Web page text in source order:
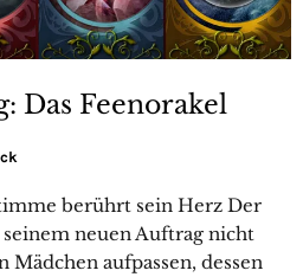
Das Feenorakel
berührt sein Herz Der
neuen Auftrag nicht
aufpassen, dessen